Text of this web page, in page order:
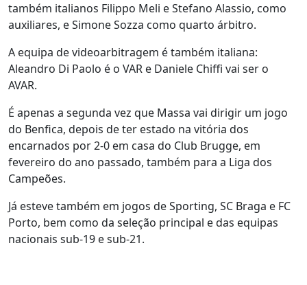
também italianos Filippo Meli e Stefano Alassio, como
auxiliares, e Simone Sozza como quarto árbitro.
A equipa de videoarbitragem é também italiana:
Aleandro Di Paolo é o VAR e Daniele Chiffi vai ser o
AVAR.
É apenas a segunda vez que Massa vai dirigir um jogo
do Benfica, depois de ter estado na vitória dos
encarnados por 2-0 em casa do Club Brugge, em
fevereiro do ano passado, também para a Liga dos
Campeões.
Já esteve também em jogos de Sporting, SC Braga e FC
Porto, bem como da seleção principal e das equipas
nacionais sub-19 e sub-21.